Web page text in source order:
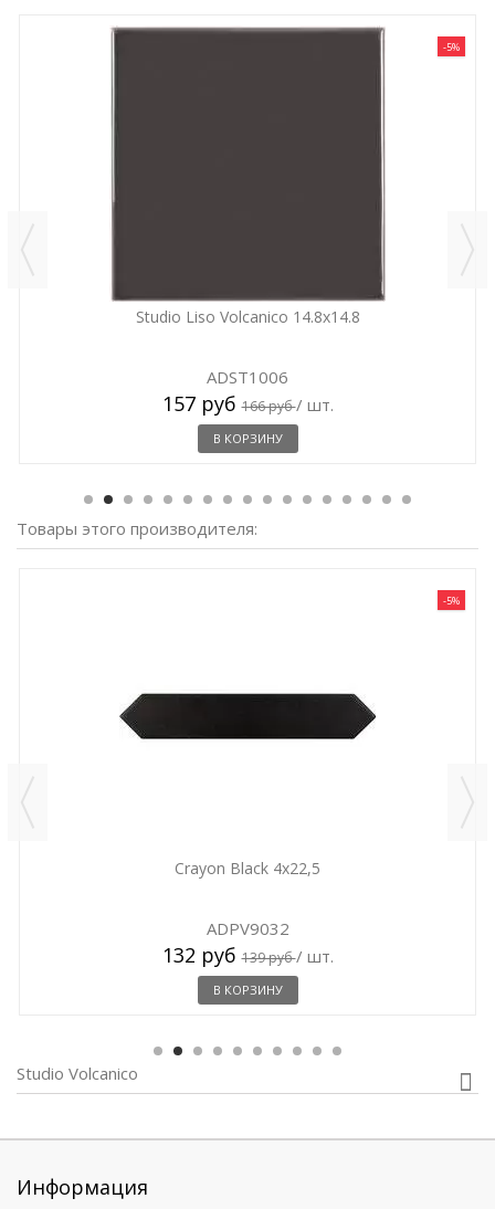
-5%
Studio Liso Volcanico 14.8x14.8
ADST1006
157 руб166 руб/ шт.
В КОРЗИНУ
Товары этого производителя:
-5%
Crayon Black 4x22,5
ADPV9032
132 руб139 руб/ шт.
В КОРЗИНУ
Studio Volcanico
Информация